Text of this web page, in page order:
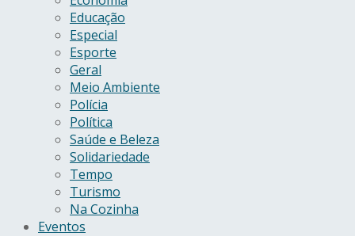
Educação
Especial
Esporte
Geral
Meio Ambiente
Polícia
Política
Saúde e Beleza
Solidariedade
Tempo
Turismo
Na Cozinha
Eventos